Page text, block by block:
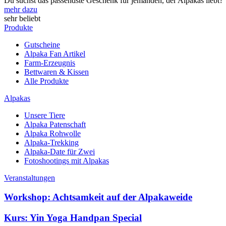
mehr dazu
sehr beliebt
Produkte
Gutscheine
Alpaka Fan Artikel
Farm-Erzeugnis
Bettwaren & Kissen
Alle Produkte
Alpakas
Unsere Tiere
Alpaka Patenschaft
Alpaka Rohwolle
Alpaka-Trekking
Alpaka-Date für Zwei
Fotoshootings mit Alpakas
Veranstaltungen
Workshop: Achtsamkeit auf der Alpakaweide
Kurs: Yin Yoga Handpan Special